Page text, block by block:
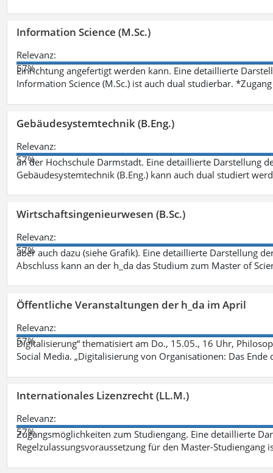
Information Science (M.Sc.)
Relevanz:
57%
Einrichtung angefertigt werden kann. Eine detaillierte
Information Science (M.Sc.) ist auch dual studierbar.
Gebäudesystemtechnik (B.Eng.)
Relevanz:
57%
an der Hochschule Darmstadt. Eine detaillierte Darstellung
Gebäudesystemtechnik (B.Eng.) kann auch dual studiert
Wirtschaftsingenieurwesen (B.Sc.)
Relevanz:
57%
aber auch dazu (siehe Grafik). Eine detaillierte Darstellung
Abschluss kann an der h_da das Studium zum Master of
Öffentliche Veranstaltungen der h_da im April
Relevanz:
57%
Digitalisierung“ thematisiert am Do., 15.05., 16 Uhr,
Social Media. „Digitalisierung von Organisationen: Das Ende
Internationales Lizenzrecht (LL.M.)
Relevanz:
57%
Zugangsmöglichkeiten zum Studiengang. Eine detaillierte
Regelzulassungsvoraussetzung für den Master-